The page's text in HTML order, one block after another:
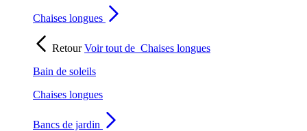
Chaises longues
RetourVoir tout de Chaises longues
Bain de soleils
Chaises longues
Bancs de jardin